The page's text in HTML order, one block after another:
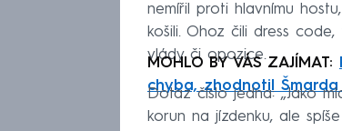
nemířil proti hlavnímu
košili. Ohoz čili dress
vlády či opozice.
MOHLO BY VÁS ZAJÍMAT:
chyba, zhodnotil
Dotaz číslo jedna: „Jako
korun na jízdenku, ale